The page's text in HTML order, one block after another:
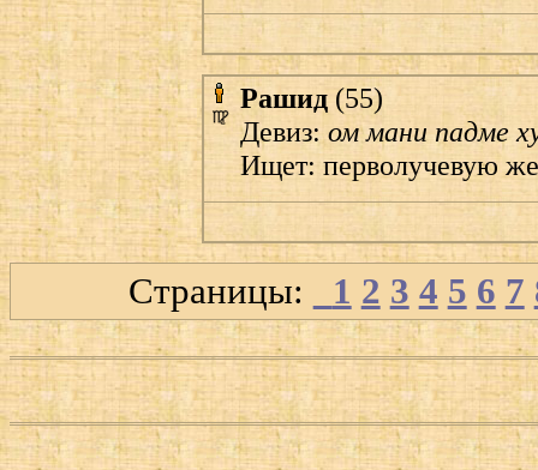
Рашид (55)
Девиз:ом мани падме
Ищет: перволучевую
Страницы: 1 2 3 4 5 6 7